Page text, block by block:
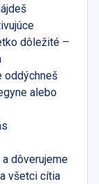
dôležité –
oddýchneš
alebo
dôverujeme
všetci cítia